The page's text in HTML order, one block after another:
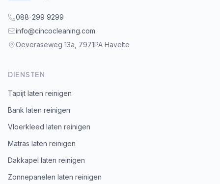
088-299 9299
info@cincocleaning.com
Oeveraseweg 13a, 7971PA Havelte
DIENSTEN
Tapijt laten reinigen
Bank laten reinigen
Vloerkleed laten reinigen
Matras laten reinigen
Dakkapel laten reinigen
Zonnepanelen laten reinigen